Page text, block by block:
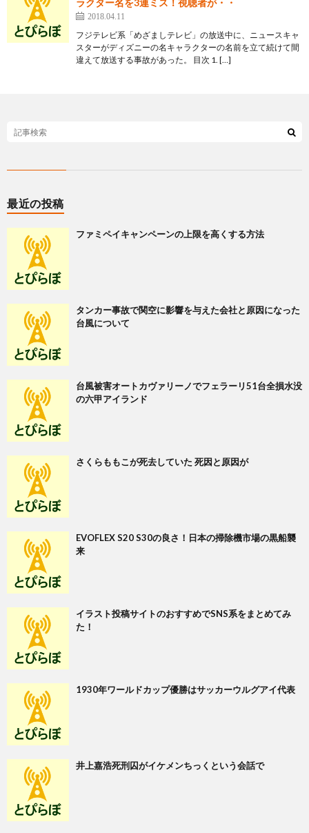
ラクター名を3連ミス！視聴者が・・
2018.04.11
フジテレビ系「めざましテレビ」の放送中に、ニュースキャ
スターがディズニーの名キャラクターの名前を立て続けて間
違えて放送する事故があった。 目次 1. […]
最近の投稿
ファミペイキャンペーンの上限を高くする方法
タンカー事故で関空に影響を与えた会社と原因になった
台風について
台風被害オートカヴァリーノでフェラーリ51台全損水没
の六甲アイランド
さくらももこが死去していた 死因と原因が
EVOFLEX S20 S30の良さ！日本の掃除機市場の黒船襲
来
イラスト投稿サイトのおすすめでSNS系をまとめてみ
た！
1930年ワールドカップ優勝はサッカーウルグアイ代表
井上嘉浩死刑囚がイケメンちっくという会話で